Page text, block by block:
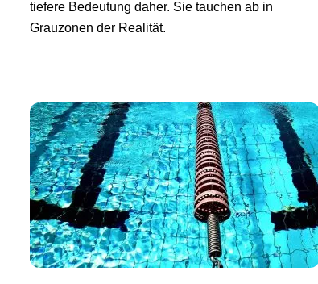
tiefere Bedeutung daher. Sie tauchen ab in
Grauzonen der Realität.